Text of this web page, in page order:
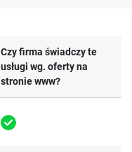
Czy firma świadczy te
usługi wg. oferty na
stronie www?